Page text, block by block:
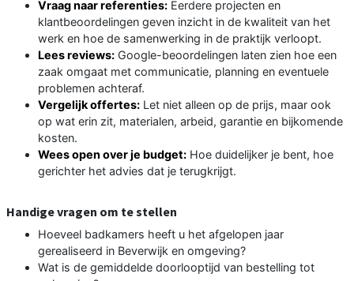
Vraag naar referenties: Eerdere projecten en
klantbeoordelingen geven inzicht in de kwaliteit van het
werk en hoe de samenwerking in de praktijk verloopt.
Lees reviews: Google-beoordelingen laten zien hoe een
zaak omgaat met communicatie, planning en eventuele
problemen achteraf.
Vergelijk offertes: Let niet alleen op de prijs, maar ook
op wat erin zit, materialen, arbeid, garantie en bijkomende
kosten.
Wees open over je budget: Hoe duidelijker je bent, hoe
gerichter het advies dat je terugkrijgt.
Handige vragen om te stellen
Hoeveel badkamers heeft u het afgelopen jaar
gerealiseerd in Beverwijk en omgeving?
Wat is de gemiddelde doorlooptijd van bestelling tot